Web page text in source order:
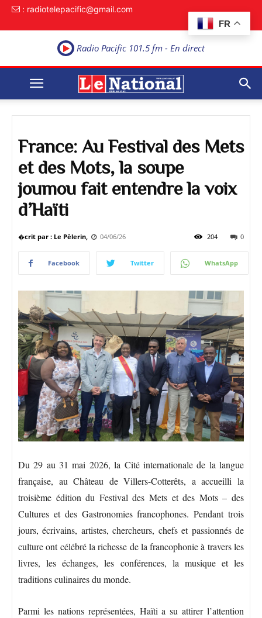
FR
: radiotelepacific@gmail.com
Radio Pacific 101.5 fm - En direct
France: Au Festival des Mets
et des Mots, la soupe
joumou fait entendre la voix
d’Haïti
�crit par : Le Pèlerin, 04/06/26 0
204
Facebook Twitter WhatsApp
Du 29 au 31 mai 2026, la Cité internationale de la langue
française, au Château de Villers-Cotterêts, a accueilli la
troisième édition du Festival des Mets et des Mots – des
Cultures et des Gastronomies francophones. Pendant trois
jours, écrivains, artistes, chercheurs, chefs et passionnés de
culture ont célébré la richesse de la francophonie à travers les
livres, les échanges, les conférences, la musique et les
traditions culinaires du monde.
Parmi les nations représentées, Haïti a su attirer l’attention